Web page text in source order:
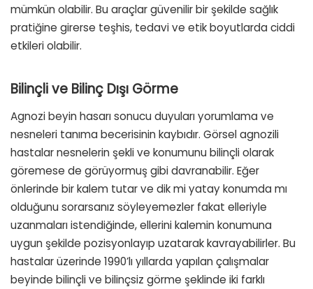
mümkün olabilir. Bu araçlar güvenilir bir şekilde sağlık
pratiğine girerse teşhis, tedavi ve etik boyutlarda ciddi
etkileri olabilir.
Bilinçli ve Bilinç Dışı Görme
Agnozi beyin hasarı sonucu duyuları yorumlama ve
nesneleri tanıma becerisinin kaybıdır. Görsel agnozili
hastalar nesnelerin şekli ve konumunu bilinçli olarak
göremese de görüyormuş gibi davranabilir. Eğer
önlerinde bir kalem tutar ve dik mi yatay konumda mı
olduğunu sorarsanız söyleyemezler fakat elleriyle
uzanmaları istendiğinde, ellerini kalemin konumuna
uygun şekilde pozisyonlayıp uzatarak kavrayabilirler. Bu
hastalar üzerinde 1990’lı yıllarda yapılan çalışmalar
beyinde bilinçli ve bilinçsiz görme şeklinde iki farklı